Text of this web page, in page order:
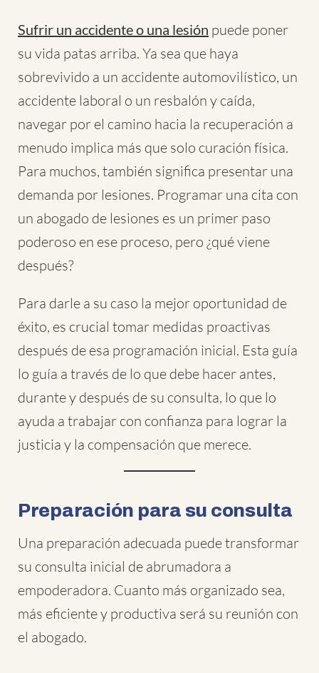
Sufrir un accidente o una lesión puede poner
su vida patas arriba. Ya sea que haya
sobrevivido a un accidente automovilístico, un
accidente laboral o un resbalón y caída,
navegar por el camino hacia la recuperación a
menudo implica más que solo curación física.
Para muchos, también significa presentar una
demanda por lesiones. Programar una cita con
un abogado de lesiones es un primer paso
poderoso en ese proceso, pero ¿qué viene
después?
Para darle a su caso la mejor oportunidad de
éxito, es crucial tomar medidas proactivas
después de esa programación inicial. Esta guía
lo guía a través de lo que debe hacer antes,
durante y después de su consulta, lo que lo
ayuda a trabajar con confianza para lograr la
justicia y la compensación que merece.
Preparación para su consulta
Una preparación adecuada puede transformar
su consulta inicial de abrumadora a
empoderadora. Cuanto más organizado sea,
más eficiente y productiva será su reunión con
el abogado.